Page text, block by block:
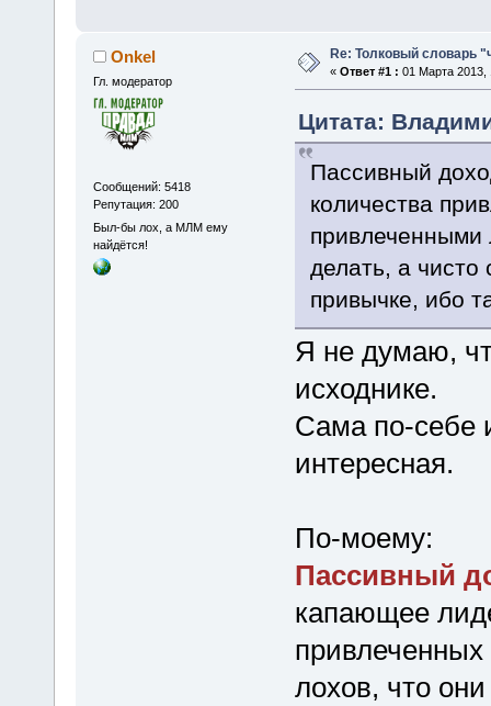
Onkel
Гл. модератор
Сообщений: 5418
Репутация: 200
Был-бы лох, а МЛМ ему
найдётся!
Re: Толковый словарь
« Ответ #1 : 01 Марта 2013,
Цитата:
Пассивный
количества
привлеченными
делать, а чисто
привычке, ибо
Я не думаю,
исходнике.
Сама по-себе
интересная.
По-моему:
Пассивный
капающее
лохов, что